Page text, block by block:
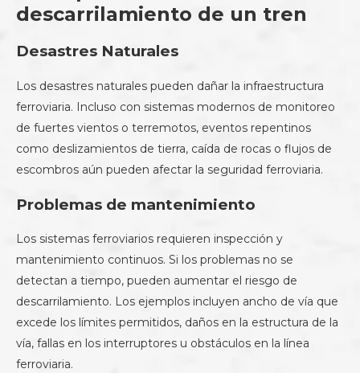
descarrilamiento de un tren
Desastres Naturales
Los desastres naturales pueden dañar la infraestructura
ferroviaria. Incluso con sistemas modernos de monitoreo
de fuertes vientos o terremotos, eventos repentinos
como deslizamientos de tierra, caída de rocas o flujos de
escombros aún pueden afectar la seguridad ferroviaria.
Problemas de mantenimiento
Los sistemas ferroviarios requieren inspección y
mantenimiento continuos. Si los problemas no se
detectan a tiempo, pueden aumentar el riesgo de
descarrilamiento. Los ejemplos incluyen ancho de vía que
excede los límites permitidos, daños en la estructura de la
vía, fallas en los interruptores u obstáculos en la línea
ferroviaria.